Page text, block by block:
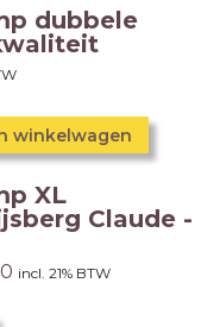
dubbele
winkelwagen
XL
Claude -
incl. 21% BTW